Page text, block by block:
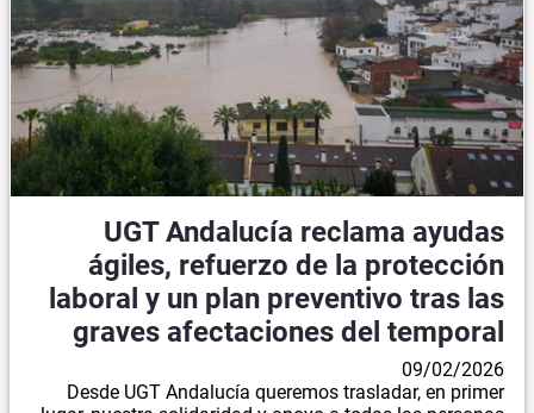
UGT Andalucía reclama ayudas
ágiles, refuerzo de la protección
laboral y un plan preventivo tras las
graves afectaciones del temporal
09/02/2026
Desde UGT Andalucía queremos trasladar, en primer